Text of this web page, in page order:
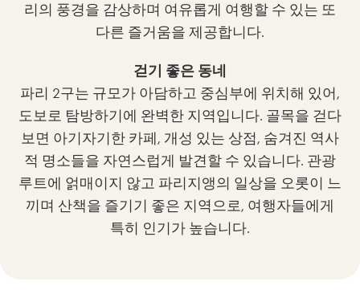
리의 풍경을 감상하며 여유롭게 여행할 수 있는 또
다른 즐거움을 제공합니다.
걷기 좋은 동네
파리 2구는 규모가 아담하고 중심부에 위치해 있어,
도보로 탐방하기에 완벽한 지역입니다. 골목을 걷다
보면 아기자기한 카페, 개성 있는 상점, 숨겨진 역사
적 명소들을 자연스럽게 발견할 수 있습니다. 관광
루트에 얽매이지 않고 파리지앵의 일상을 오롯이 느
끼며 산책을 즐기기 좋은 지역으로, 여행자들에게
특히 인기가 높습니다.